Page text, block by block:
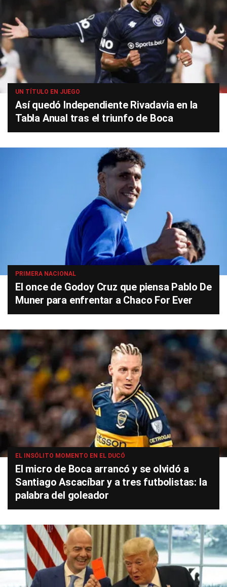
UN TÍTULO EN JUEGO
Así quedó Independiente Rivadavia en la
Tabla Anual tras el triunfo de Boca
PRIMERA NACIONAL
El once de Godoy Cruz que piensa Pablo De
Muner para enfrentar a Chaco For Ever
EL INSÓLITO MOMENTO EN EL DUCÓ
El micro de Boca arrancó y se olvidó a
Santiago Ascacíbar y a tres futbolistas: la
palabra del goleador